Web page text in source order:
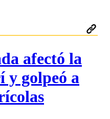
afectó la
y golpeó a